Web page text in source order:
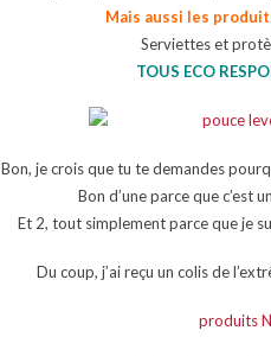
Mais aussi les
Serviettes et
TOUS ECO
Bon, je crois que tu te demandes
Bon d’une parce que c’est
Et 2, tout simplement parce que je
Du coup, j’ai reçu un colis de